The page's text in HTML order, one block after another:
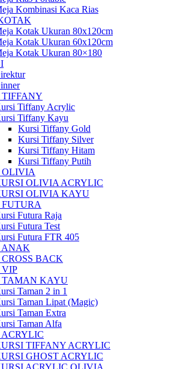
Kombinasi Kaca Rias
Kotak Ukuran 80x120cm
Kotak Ukuran 60x120cm
Kotak Ukuran 80×180
Tiffany Acrylic
Tiffany Kayu
Kursi Tiffany Gold
Kursi Tiffany Silver
Kursi Tiffany Hitam
Kursi Tiffany Putih
OLIVIA
OLIVIA ACRYLIC
OLIVIA KAYU
Futura Raja
Futura Test
Futura FTR 405
ANAK
BACK
VIP
TAMAN KAYU
Taman 2 in 1
Taman Lipat (Magic)
Taman Extra
Taman Alfa
TIFFANY ACRYLIC
GHOST ACRYLIC
ACRYLIC OLIVIA